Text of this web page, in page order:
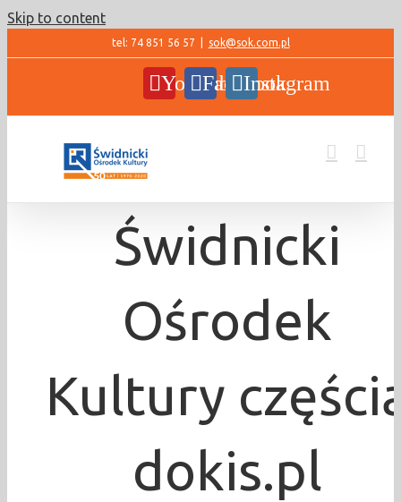
Skip to content
tel: 74 851 56 57 sok@sok.com.pl
YouTubeFacebookInstagram
Świdnicki
Ośrodek
Kultury
dokis.pl